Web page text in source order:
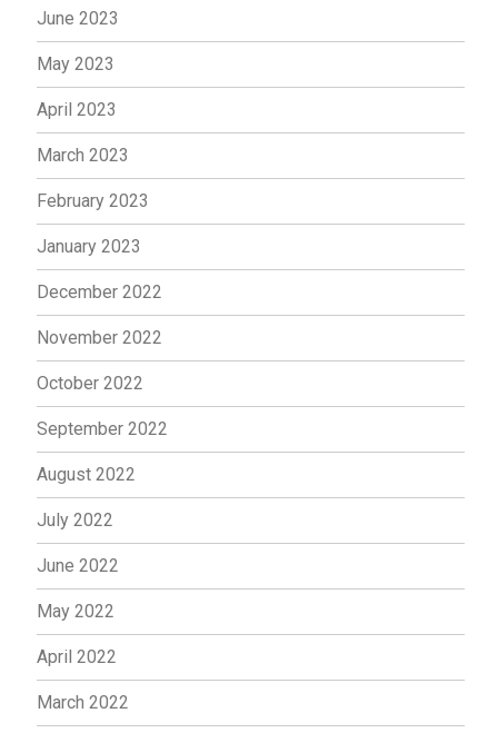
June 2023
May 2023
April 2023
March 2023
February 2023
January 2023
December 2022
November 2022
October 2022
September 2022
August 2022
July 2022
June 2022
May 2022
April 2022
March 2022